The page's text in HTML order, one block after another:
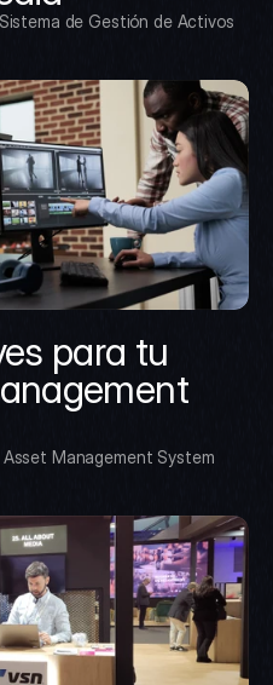
de Gestión de Activos
para tu
Management System